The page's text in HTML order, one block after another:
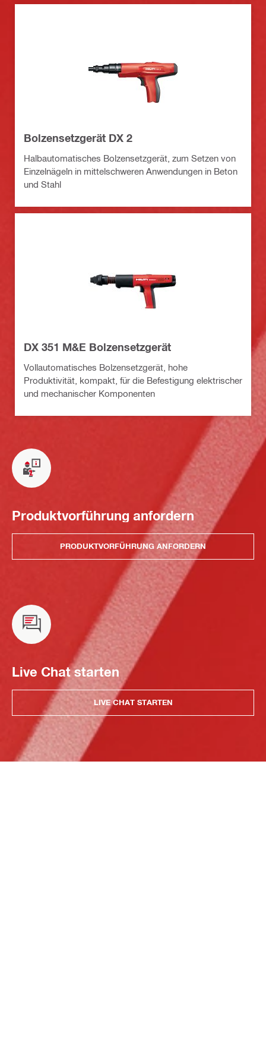
Bolzensetzgerät DX 2
Halbautomatisches Bolzensetzgerät, zum Setzen von
Einzelnägeln in mittelschweren Anwendungen in Beton
und Stahl
DX 351 M&E Bolzensetzgerät
Vollautomatisches Bolzensetzgerät, hohe
Produktivität, kompakt, für die Befestigung elektrischer
und mechanischer Komponenten
Produktvorführung anfordern
PRODUKTVORFÜHRUNG ANFORDERN
Live Chat starten
LIVE CHAT STARTEN